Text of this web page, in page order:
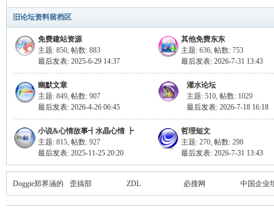
旧论坛资料留档区
免费建站资源
主题: 850, 帖数: 883
最后发表: 2025-6-29 14:37
其他免费东东
主题: 636, 帖数: 753
最后发表: 2026-7-31 13:43
幽默文章
主题: 849, 帖数: 907
最后发表: 2026-4-26 06:45
灌水论坛
主题: 510, 帖数: 1029
最后发表: 2026-7-18 16:18
小说&心情故事┫水晶心情 ┣
主题: 815, 帖数: 927
最后发表: 2025-11-25 20:20
哲理短文
主题: 270, 帖数: 298
最后发表: 2026-7-31 13:43
Doggie郑界涵的
博客
歪搞部 ZDL 必搜网 中国企业